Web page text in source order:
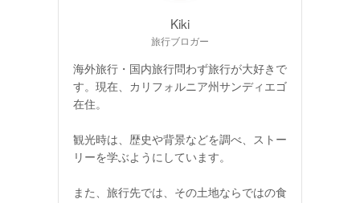
Kiki
旅行ブロガー
海外旅行・国内旅行問わず旅行が大好きで
す。現在、カリフォルニア州サンディエゴ
在住。
観光時は、歴史や背景などを調べ、ストー
リーを学ぶようにしています。
また、旅行先では、その土地ならではの食